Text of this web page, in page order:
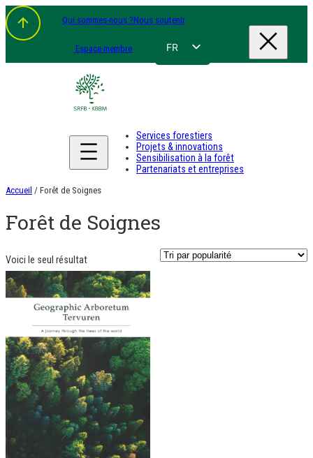
Aller
au
contenu
Qui sommes-nous ?Nous soutenir
Espace membre FR
DE
Services forestiers
Projets & innovations
Sensibilisation à la forêt
Partenariats et entreprises
Accueil / Forêt de Soignes
Forêt de Soignes
Voici le seul résultat